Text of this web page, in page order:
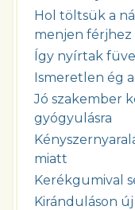
Hol töltsük a
menjen férjhez
Így nyírtak
Ismeretlen ég
Jó szakember
gyógyulásra
miatt
Kerékgumival
Kiránduláson